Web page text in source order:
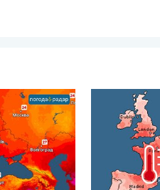
. . понеділок, 27 липня 2026
в Європі. До 30 градусів. .
Значні